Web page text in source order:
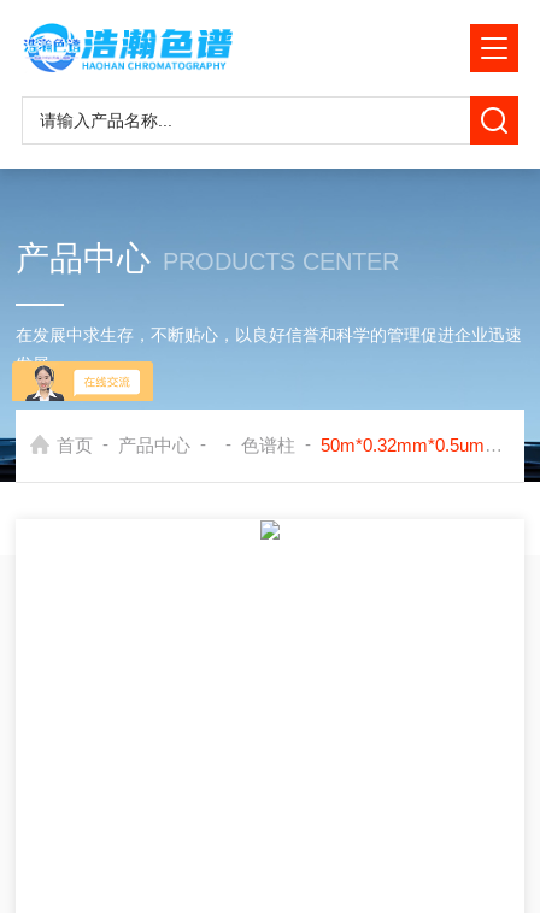
产品中心 PRODUCTS CENTER
在发展中求生存，不断贴心，以良好信誉和科学的管理促进企业迅速
发展
首页 - 产品中心 - - 色谱柱 - 50m*0.32mm*0.5umLZP-930白酒专用毛细管色谱柱应用岛津